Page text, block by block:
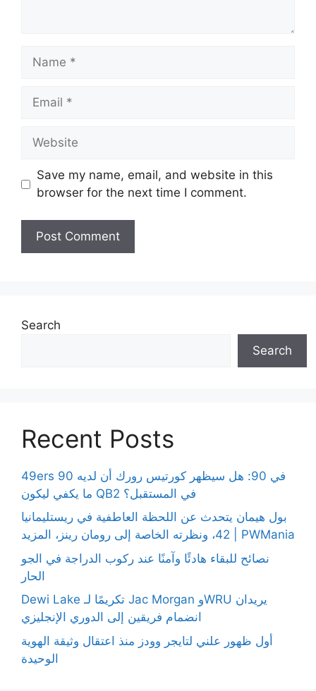
Name
Email
Website
Save my name, email, and website in this
browser for the next time I comment.
Search
Search
Recent Posts
49ers 90 في 90: هل سيظهر كورتيس رورك أن لديه
ما يكفي ليكون QB2 في المستقبل؟
بول هيمان يتحدث عن اللحظة العاطفية في ريستليمانيا
42، ونظرته الخاصة إلى رومان رينز، المزيد | PWMania
نصائح للبقاء هادئًا وآمنًا عند ركوب الدراجة في الجو
الحار
Dewi Lake تكريمًا لـ Jac Morgan وWRU يريدان
انضمام فريقين إلى الدوري الإنجليزي
أول ظهور علني لتايجر وودز منذ اعتقال وثيقة الهوية
الوحيدة